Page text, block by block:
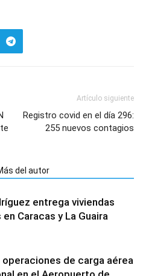
Artículo siguiente
Registro covid en el día 296:
255 nuevos contagios
del autor
entrega viviendas
Caracas y La Guaira
operaciones de carga aérea